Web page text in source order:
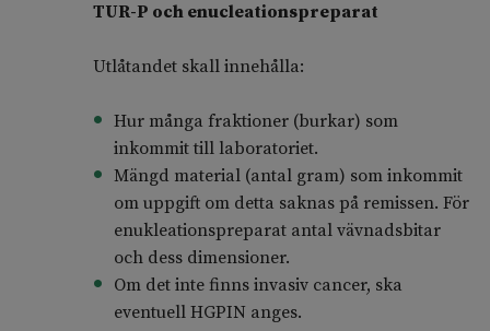
TUR-P och enucleationspreparat
Utlåtandet skall innehålla:
Hur många fraktioner (burkar) som
inkommit till laboratoriet.
Mängd material (antal gram) som inkommit
om uppgift om detta saknas på remissen. För
enukleationspreparat antal vävnadsbitar
och dess dimensioner.
Om det inte finns invasiv cancer, ska
eventuell HGPIN anges.